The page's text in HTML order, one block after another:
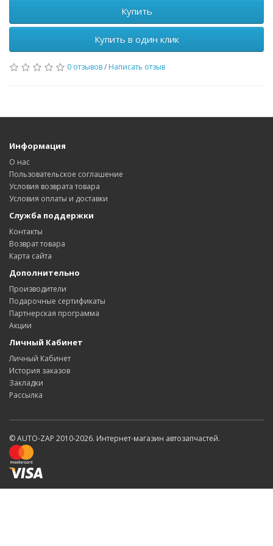
Купить
Купить в один клик
0 отзывов/ Написать отзыв
Информация
О нас
Пользовательское соглашение
Условия возврата товара
Условия оплаты и доставки
Служба поддержки
Контакты
Возврат товара
Карта сайта
Дополнительно
Производители
Подарочные сертификаты
Партнерская программа
Акции
Личный Кабинет
Личный Кабинет
История заказов
Закладки
Рассылка
© AUTO-ZAP 2010-2026. Интернет-магазин автозапчастей.